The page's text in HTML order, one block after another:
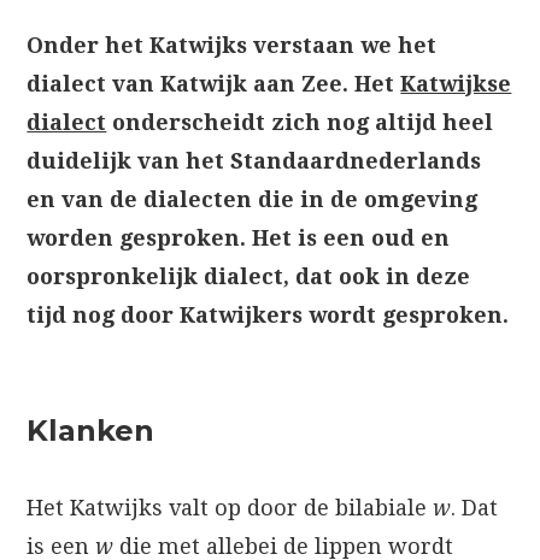
Onder het Katwijks verstaan we het
dialect van Katwijk aan Zee. HetKatwijkse
dialect onderscheidt zich nog altijd heel
duidelijk van het Standaardnederlands
en van de dialecten die in de omgeving
worden gesproken. Het is een oud en
oorspronkelijk dialect, dat ook in deze
tijd nog door Katwijkers wordt gesproken.
Klanken
Het Katwijks valt op door de bilabialew. Dat
is eenw die met allebei de lippen wordt